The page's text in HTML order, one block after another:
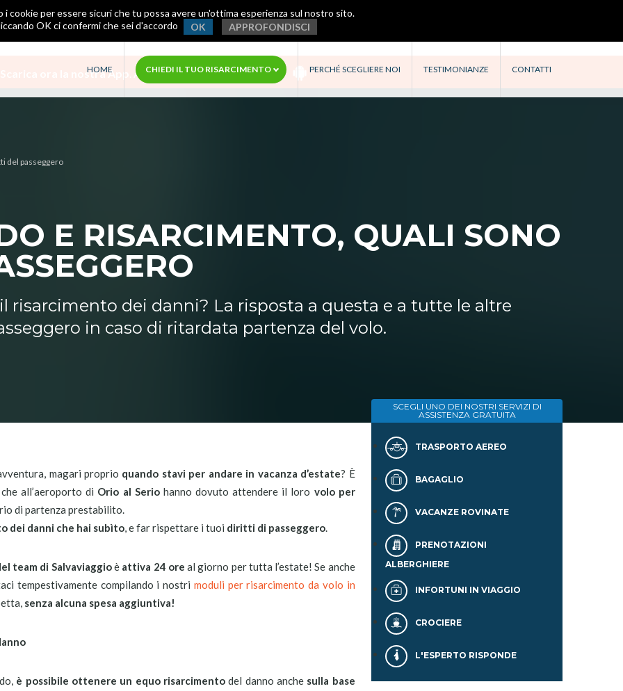
i cookie per essere sicuri che tu possa avere un'ottima esperienza sul nostro sito.
OK ci confermi che sei d'accordo
OK APPROFONDISCI
HOME CHIEDI IL TUO RISARCIMENTO PERCHÉ SCEGLIERE NOI TESTIMONIANZE CONTATTI
Scarica ora la nostra App Avrai assistenza immediata!
del passeggero
E RISARCIMENTO, QUALI SONO
risarcimento dei danni? La risposta a questa e a tutte le altre
in caso di ritardata partenza del volo.
magari proprio quando stavi per andare in vacanza d’estate? È
all’aeroporto di Orio al Seriohanno dovuto attendere il loro volo per
di partenza prestabilito.
dei danni che hai subìto, e far rispettare i tuoi diritti di passeggero.
team di Salvaviaggioè attiva 24 ore al giorno per tutta l’estate! Se anche
tempestivamente compilando i nostri moduli per risarcimento da volo in
senza alcuna spesa aggiuntiva!
è possibile ottenere un equo risarcimentodel danno anche sulla base
SCEGLI UNO DEI NOSTRI SERVIZI DI
ASSISTENZA GRATUITA
TRASPORTO AEREO
BAGAGLIO
VACANZE ROVINATE
PRENOTAZIONI
ALBERGHIERE
INFORTUNI IN VIAGGIO
CROCIERE
L'ESPERTO RISPONDE